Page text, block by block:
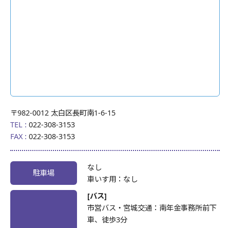
〒982-0012 太白区長町南1-6-15
TEL : 022-308-3153
FAX : 022-308-3153
駐車場
なし
車いす用：なし
[バス]
市営バス・宮城交通：南年金事務所前下
車、徒歩3分